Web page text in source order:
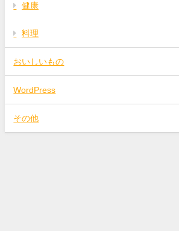
健康
料理
おいしいもの
WordPress
その他